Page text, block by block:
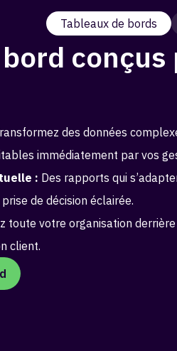
Tableaux de bords
conçus
des données
immédiatement par vos
: Des rapports qui
de décision éclairée.
toute votre organisation
client.